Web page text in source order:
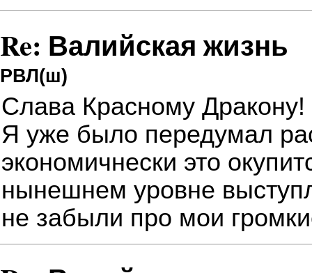
Re: Валийская жизнь
РВЛ(ш)
Слава Красному Дракону!
Я уже было передумал
экономичнески это
нынешнем уровне
не забыли про мои